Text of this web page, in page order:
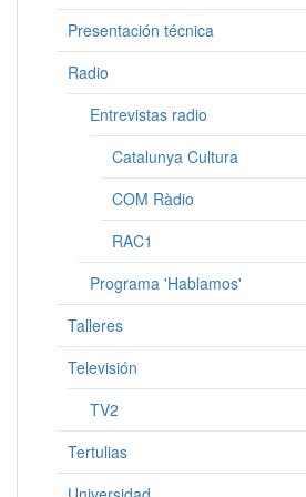
Presentación técnica
Radio
Entrevistas radio
Catalunya Cultura
COM Ràdio
RAC1
Programa 'Hablamos'
Talleres
Televisión
TV2
Tertulias